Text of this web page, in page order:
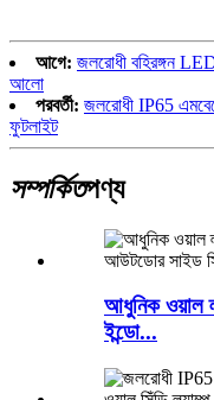
আগে: জলরোধী বহিরঙ্গন LED
আলো
পরবর্তী: জলরোধী IP65
ফুটলাইট
সম্পর্কিতপণ্য
আধুনিক ওয়াল
ইন্ডো...